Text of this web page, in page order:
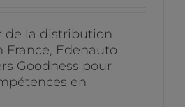
de la distribution
France, Edenauto
Goodness pour
en